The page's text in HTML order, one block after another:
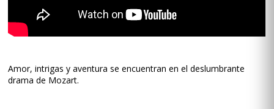
Amor, intrigas y aventura se encuentran en el deslumbrante
drama de Mozart.